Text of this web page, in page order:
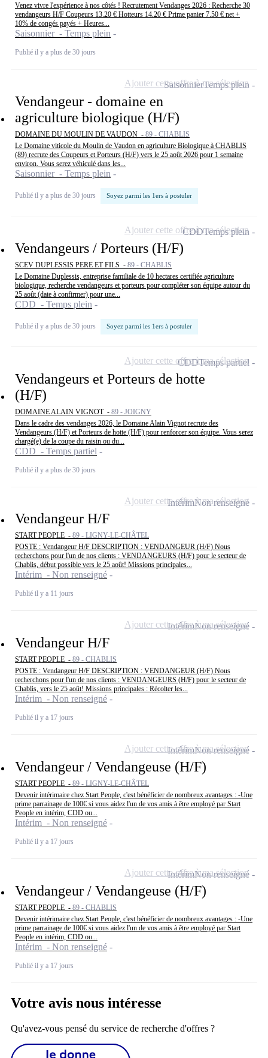
Venez vivre l'expérience à nos côtés ! Recrutement Vendanges 2026 : Recherche 30
vendangeurs H/F Coupeurs 13.20 € Hotteurs 14.20 € Prime panier 7.50 € net +
10% de congés payés + Heures...
Saisonnier - Temps plein
Publié il y a plus de 30 jours
Vendangeur - domaine en
agriculture biologique (H/F)
DOMAINE DU MOULIN DE VAUDON - 89 - CHABLIS
Le Domaine viticole du Moulin de Vaudon en agriculture Biologique à CHABLIS
(89) recrute des Coupeurs et Porteurs (H/F) vers le 25 août 2026 pour 1 semaine
environ. Vous serez véhiculé dans les...
Saisonnier - Temps plein
Publié il y a plus de 30 jours Soyez parmi les 1ers à postuler
SaisonnierTemps plein
Ajouter cette offre à ma sélection
Vendangeurs / Porteurs (H/F)
SCEV DUPLESSIS PERE ET FILS - 89 - CHABLIS
Le Domaine Duplessis, entreprise familiale de 10 hectares certifiée agriculture
biologique, recherche vendangeurs et porteurs pour compléter son équipe autour du
25 août (date à confirmer) pour une...
CDD - Temps plein
Publié il y a plus de 30 jours Soyez parmi les 1ers à postuler
CDDTemps plein
Ajouter cette offre à ma sélection
Vendangeurs et Porteurs de hotte
(H/F)
DOMAINE ALAIN VIGNOT - 89 - JOIGNY
Dans le cadre des vendanges 2026, le Domaine Alain Vignot recrute des
Vendangeurs (H/F) et Porteurs de hotte (H/F) pour renforcer son équipe. Vous serez
chargé(e) de la coupe du raisin ou du...
CDD - Temps partiel
Publié il y a plus de 30 jours
CDDTemps partiel
Ajouter cette offre à ma sélection
Vendangeur H/F
START PEOPLE - 89 - LIGNY-LE-CHÂTEL
POSTE : Vendangeur H/F DESCRIPTION : VENDANGEUR (H/F) Nous
recherchons pour l'un de nos clients : VENDANGEURS (H/F) pour le secteur de
Chablis, début possible vers le 25 août! Missions principales...
Intérim - Non renseigné
Publié il y a 11 jours
IntérimNon renseigné
Ajouter cette offre à ma sélection
Vendangeur H/F
START PEOPLE - 89 - CHABLIS
POSTE : Vendangeur H/F DESCRIPTION : VENDANGEUR (H/F) Nous
recherchons pour l'un de nos clients : VENDANGEURS (H/F) pour le secteur de
Chablis, vers le 25 août! Missions principales : Récolter les...
Intérim - Non renseigné
Publié il y a 17 jours
IntérimNon renseigné
Ajouter cette offre à ma sélection
Vendangeur / Vendangeuse (H/F)
START PEOPLE - 89 - LIGNY-LE-CHÂTEL
Devenir intérimaire chez Start People, c'est bénéficier de nombreux avantages : -Une
prime parrainage de 100€ si vous aidez l'un de vos amis à être employé par Start
People en intérim, CDD ou...
Intérim - Non renseigné
Publié il y a 17 jours
IntérimNon renseigné
Ajouter cette offre à ma sélection
Vendangeur / Vendangeuse (H/F)
START PEOPLE - 89 - CHABLIS
Devenir intérimaire chez Start People, c'est bénéficier de nombreux avantages : -Une
prime parrainage de 100€ si vous aidez l'un de vos amis à être employé par Start
People en intérim, CDD ou...
Intérim - Non renseigné
Publié il y a 17 jours
IntérimNon renseigné
Ajouter cette offre à ma sélection
Votre avis nous intéresse
Qu'avez-vous pensé du service de recherche d'offres ?